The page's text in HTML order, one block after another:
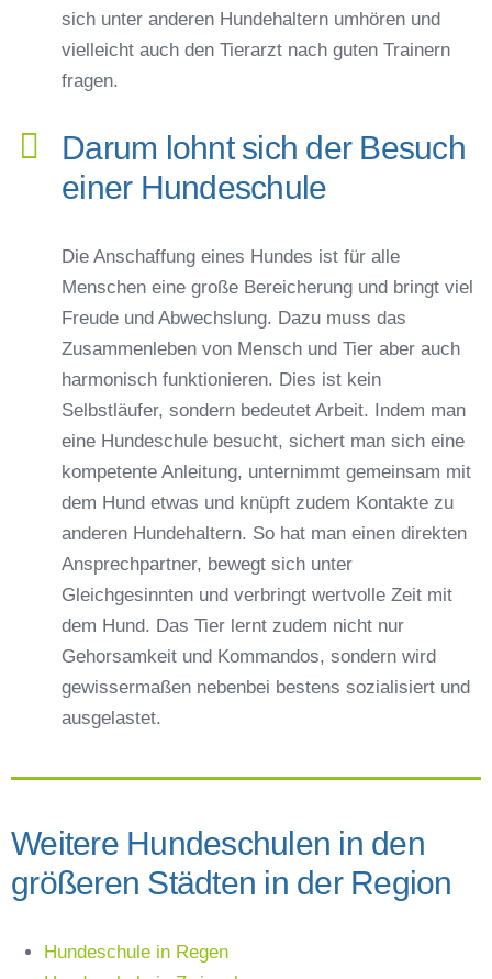
sich unter anderen Hundehaltern umhören und
vielleicht auch den Tierarzt nach guten Trainern
fragen.
Darum lohnt sich der Besuch
einer Hundeschule
Die Anschaffung eines Hundes ist für alle
Menschen eine große Bereicherung und bringt viel
Freude und Abwechslung. Dazu muss das
Zusammenleben von Mensch und Tier aber auch
harmonisch funktionieren. Dies ist kein
Selbstläufer, sondern bedeutet Arbeit. Indem man
eine Hundeschule besucht, sichert man sich eine
kompetente Anleitung, unternimmt gemeinsam mit
dem Hund etwas und knüpft zudem Kontakte zu
anderen Hundehaltern. So hat man einen direkten
Ansprechpartner, bewegt sich unter
Gleichgesinnten und verbringt wertvolle Zeit mit
dem Hund. Das Tier lernt zudem nicht nur
Gehorsamkeit und Kommandos, sondern wird
gewissermaßen nebenbei bestens sozialisiert und
ausgelastet.
Weitere Hundeschulen in den
größeren Städten in der Region
Hundeschule in Regen